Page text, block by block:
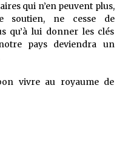
qui n’en peuvent plus,
soutien, ne cesse de
qu’à lui donner les clés
pays deviendra un
vivre au royaume de